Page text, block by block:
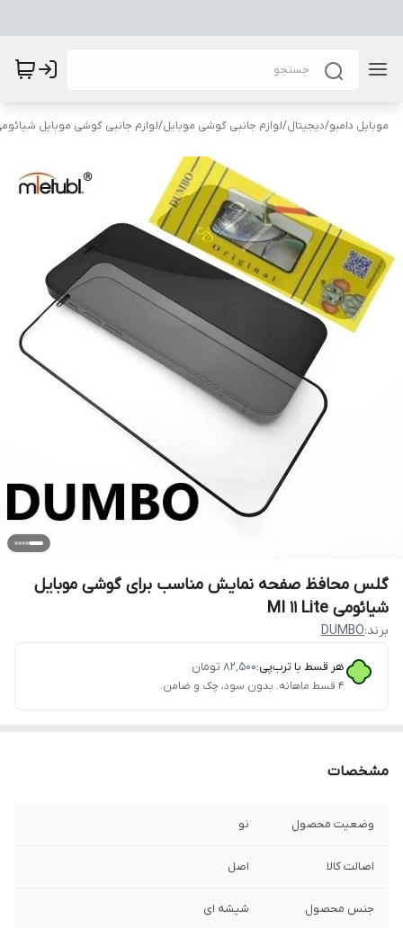
موبایل دامبو/دیجیتال/لوازم جانبی گوشی موبایل/لوازم جانبی گوشی موبایل
گلس محافظ صفحه نمایش مناسب برای گوشی موبایل
شیائومی MI 11 Lite
برند:DUMBO
هر قسط با ترب‌پی:۸۲٬۵۰۰ تومان
۴ قسط ماهانه. بدون سود، چک و ضامن.
مشخصات
وضعیت محصول نو
اصالت کالا اصل
جنس محصول شیشه ای